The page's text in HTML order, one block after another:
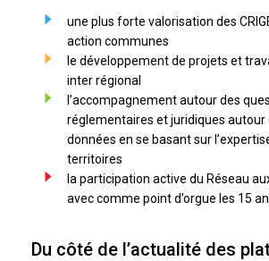
une plus forte valorisation des
action communes
le développement de projets et
inter régional
l’accompagnement autour des
réglementaires et juridiques autour
données en se basant sur
territoires
la participation active du Réseau
avec comme point d’orgue les 15
Du côté de l’actualité des